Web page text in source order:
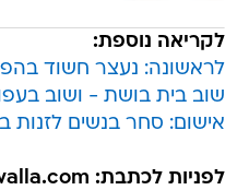
לקריאה נוספת:
לראשונה: נעצר חשוד
שוב בית בושת - ושוב
אישום: סחר בנשים לזנות
לפניות לכתבת: mor.shimony@walla.com